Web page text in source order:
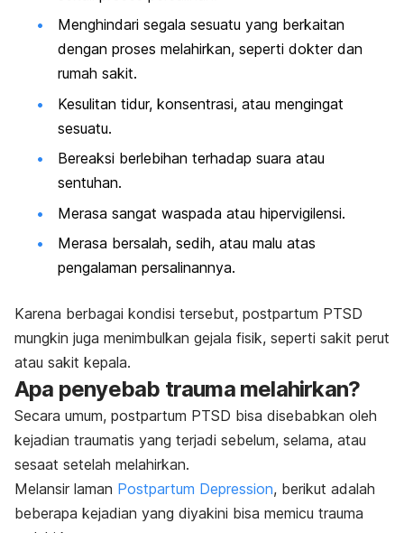
Menghindari segala sesuatu yang berkaitan
dengan proses melahirkan, seperti dokter dan
rumah sakit.
Kesulitan tidur, konsentrasi, atau mengingat
sesuatu.
Bereaksi berlebihan terhadap suara atau
sentuhan.
Merasa sangat waspada atau hipervigilensi.
Merasa bersalah, sedih, atau malu atas
pengalaman persalinannya.
Karena berbagai kondisi tersebut, postpartum PTSD
mungkin juga menimbulkan gejala fisik, seperti sakit perut
atau sakit kepala.
Apa penyebab trauma melahirkan?
Secara umum, postpartum PTSD bisa disebabkan oleh
kejadian traumatis yang terjadi sebelum, selama, atau
sesaat setelah melahirkan.
Melansir laman Postpartum Depression, berikut adalah
beberapa kejadian yang diyakini bisa memicu trauma